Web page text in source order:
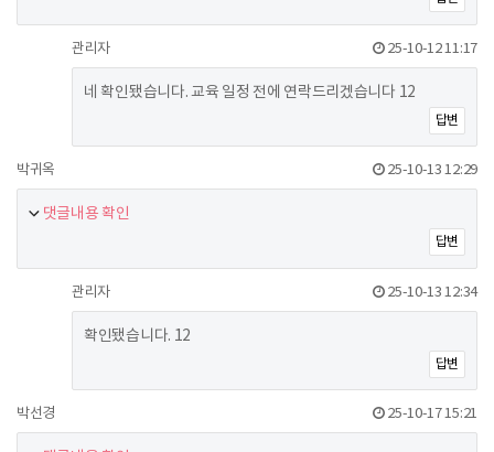
관리자 25-10-12 11:17
네 확인됐습니다. 교육 일정 전에 연락드리겠습니다 12
답변
박귀옥 25-10-13 12:29
댓글내용 확인
답변
관리자 25-10-13 12:34
확인됐습니다. 12
답변
박선경 25-10-17 15:21